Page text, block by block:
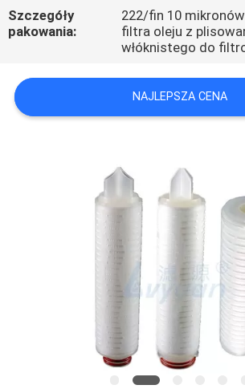
WYCIECZKA
PO
KONTROLA
SKONTAKTUJ
AKTUALNOŚCI
Szczegóły
pakowania:
222/fin 10 mikronów
filtra oleju z
włóknistego do
NAJLEPSZA CENA